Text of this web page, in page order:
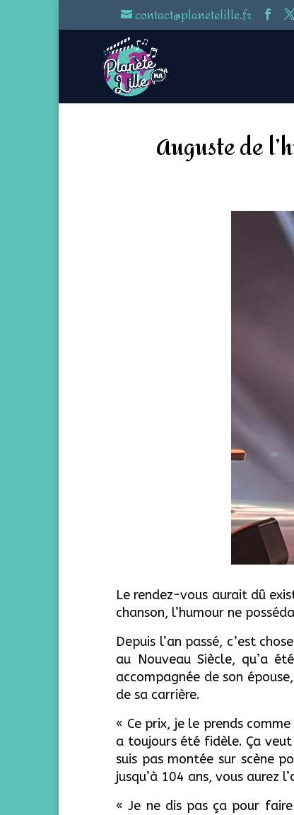
contact@planetelille.fr
Auguste de
Le rendez-vous aurait dû
chanson, l’humour ne
Depuis l’an passé, c’est
au Nouveau Siècle, qu’a
accompagnée de son
de sa carrière.
« Ce prix, je le prends
a toujours été fidèle. Ça veut
suis pas montée sur scène
jusqu’à 104 ans, vous aurez
« Je ne dis pas ça pour